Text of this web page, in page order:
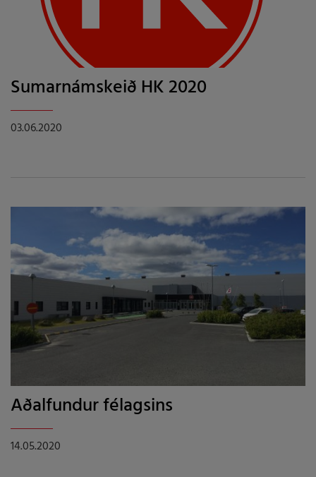
Sumarnámskeið HK 2020
03.06.2020
Aðalfundur félagsins
14.05.2020